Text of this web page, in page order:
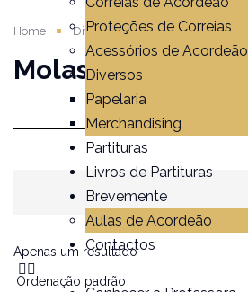
Proteções de Correias
Acessórios de Acordeão
Diversos
Papelaria
Merchandising
Partituras
Livros de Partituras
Brevemente
Aulas de Acordeão
Contactos
Home Diversos Molas
Molas
Apenas um resultado